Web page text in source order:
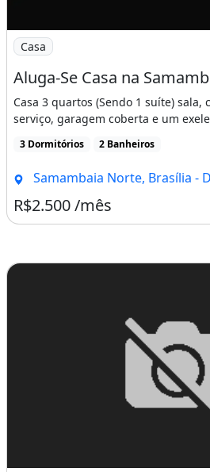
Imagem: Aluga-Se Casa na
Casa
Aluga-Se Casa na
Casa 3 quartos (Sendo 1 suíte)
serviço, garagem coberta e um
3 Dormitórios 2 Banheiros
Samambaia Norte, Brasília -
R$2.500 /mês